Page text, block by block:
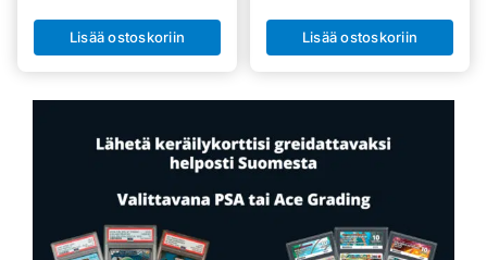
Lisää ostoskoriin Lisää ostoskoriin